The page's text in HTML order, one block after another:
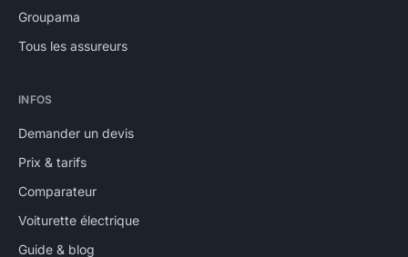
Groupama
Tous les assureurs
INFOS
Demander un devis
Prix & tarifs
Comparateur
Voiturette électrique
Guide & blog